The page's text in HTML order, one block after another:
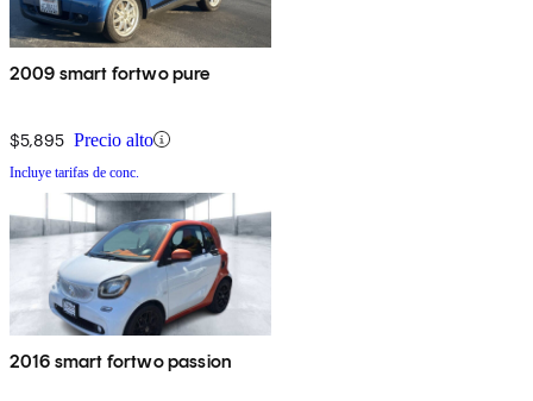
2009 smart fortwo pure
$5,895 Precio alto
Incluye tarifas de conc.
2016 smart fortwo passion